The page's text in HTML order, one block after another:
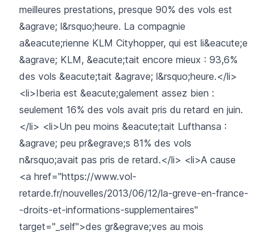
meilleures prestations, presque 90% des vols est
&agrave; l&rsquo;heure. La compagnie
a&eacute;rienne KLM Cityhopper, qui est li&eacute;e
&agrave; KLM, &eacute;tait encore mieux : 93,6%
des vols &eacute;tait &agrave; l&rsquo;heure.</li>
<li>Iberia est &eacute;galement assez bien :
seulement 16% des vols avait pris du retard en juin.
</li> <li>Un peu moins &eacute;tait Lufthansa :
&agrave; peu pr&egrave;s 81% des vols
n&rsquo;avait pas pris de retard.</li> <li>A cause
<a href="https://www.vol-
retarde.fr/nouvelles/2013/06/12/la-greve-en-france-
-droits-et-informations-supplementaires"
target="_self">des gr&egrave;ves au mois